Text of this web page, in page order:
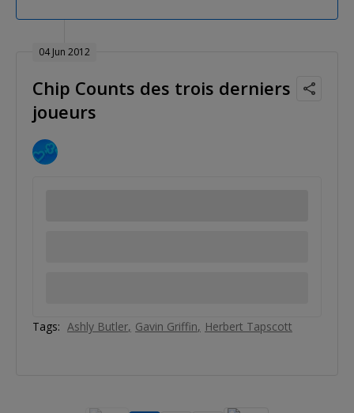
04 Jun 2012
Chip Counts des trois derniers
joueurs
Tags: Ashly Butler Gavin Griffin Herbert Tapscott